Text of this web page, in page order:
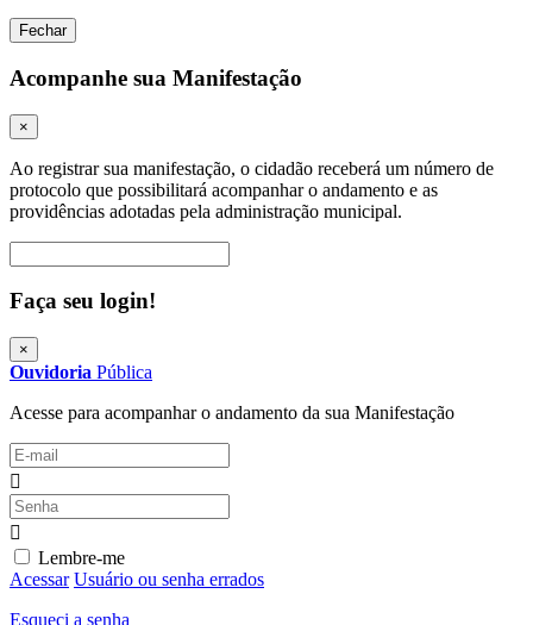
Fechar
Acompanhe sua Manifestação
×
Ao registrar sua manifestação, o cidadão receberá um número de
protocolo que possibilitará acompanhar o andamento e as
providências adotadas pela administração municipal.
Faça seu login!
×
Ouvidoria Pública
Acesse para acompanhar o andamento da sua Manifestação
Lembre-me
Acessar Usuário ou senha errados
Esqueci a senha